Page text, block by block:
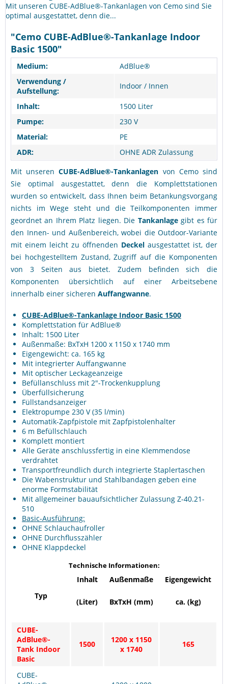
Mit unseren CUBE-AdBlue®-Tankanlagen von Cemo sind Sie
optimal ausgestattet, denn die...
"Cemo CUBE-AdBlue®-Tankanlage Indoor
Basic 1500"
Medium:
AdBlue®
Verwendung /
Aufstellung:
Indoor / Innen
Inhalt:
1500 Liter
Pumpe:
230 V
Material:
PE
ADR:
OHNE ADR Zulassung
Mit unserenCUBE-AdBlue®-Tankanlagen von Cemo sind
Sie optimal ausgestattet, denn die Komplettstationen
wurden so entwickelt, dass Ihnen beim Betankungsvorgang
nichts im Wege steht und die Teilkomponenten immer
geordnet an Ihrem Platz liegen. Die Tankanlagegibt es für
den Innen- und Außenbereich, wobei die Outdoor-Variante
mit einem leicht zu öffnenden Deckel ausgestattet ist, der
bei hochgestelltem Zustand, Zugriff auf die Komponenten
von 3 Seiten aus bietet. Zudem befinden sich die
Komponenten übersichtlich auf einer Arbeitsebene
innerhalb einer sicheren Auffangwanne.
CUBE-AdBlue®-Tankanlage Indoor Basic 1500
Komplettstation für AdBlue®
Inhalt: 1500 Liter
Außenmaße: BxTxH 1200 x 1150 x 1740 mm
Eigengewicht: ca. 165 kg
Mit integrierter Auffangwanne
Mit optischer Leckageanzeige
Befüllanschluss mit 2"-Trockenkupplung
Überfüllsicherung
Füllstandsanzeiger
Elektropumpe 230 V (35 l/min)
Automatik-Zapfpistole mit Zapfpistolenhalter
6 m Befüllschlauch
Komplett montiert
Alle Geräte anschlussfertig in eine Klemmendose
verdrahtet
Transportfreundlich durch integrierte Staplertaschen
Die Wabenstruktur und Stahlbandagen geben eine
enorme Formstabilität
Mit allgemeiner bauaufsichtlicher Zulassung Z-40.21-
510
Basic-Ausführung:
OHNE Schlauchaufroller
OHNE Durchflusszähler
OHNE Klappdeckel
Technische Informationen:
Typ
Inhalt
(Liter)
Außenmaße
BxTxH (mm)
Eigengewicht
ca. (kg)
CUBE-
AdBlue®-
Tank Indoor
Basic
1500
1200 x 1150
x 1740
165
CUBE-